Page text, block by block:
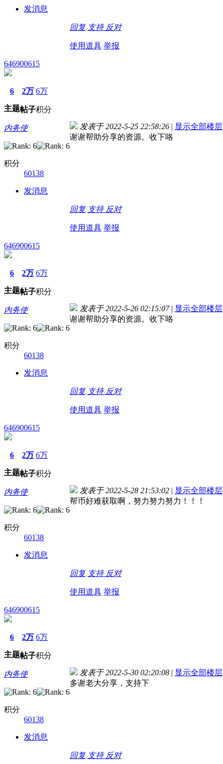
发消息
回复 支持 反对
使用道具 举报
646900615
6
主题
2万
帖子
6万
积分
内务使
积分
60138
发消息
发表于 2022-5-25 22:58:26 | 显示全部楼层
谢谢帮助分享的资源。收下咯
回复 支持 反对
使用道具 举报
646900615
6
主题
2万
帖子
6万
积分
内务使
积分
60138
发消息
发表于 2022-5-26 02:15:07 | 显示全部楼层
谢谢帮助分享的资源。收下咯
回复 支持 反对
使用道具 举报
646900615
6
主题
2万
帖子
6万
积分
内务使
积分
60138
发消息
发表于 2022-5-28 21:53:02 | 显示全部楼层
帮币好难获取啊，努力努力努力！！！
回复 支持 反对
使用道具 举报
646900615
6
主题
2万
帖子
6万
积分
内务使
积分
60138
发消息
发表于 2022-5-30 02:20:08 | 显示全部楼层
多谢老大分享，支持下
回复 支持 反对